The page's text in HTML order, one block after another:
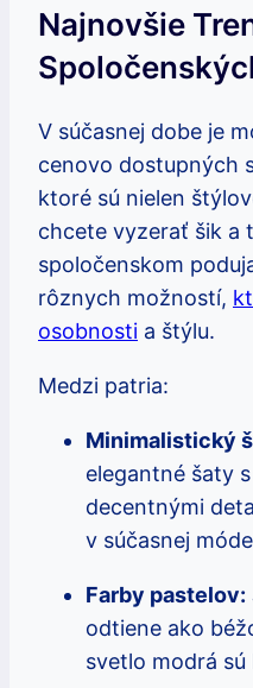
Najnovšie
V súčasnej dobe je
cenovo dostupných
ktoré sú nielen
chcete vyzerať šik a
spoločenskom
rôznych možností,
osobnosti a štýlu.
Medzi patria:
Minimalistický
elegantné šaty
decentnými
v súčasnej
Farby pastelov:
odtiene ako
svetlo modrá